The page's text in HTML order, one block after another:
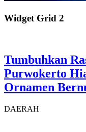
Widget Grid 2
Tumbuhkan
Purwokerto
Ornamen
DAERAH